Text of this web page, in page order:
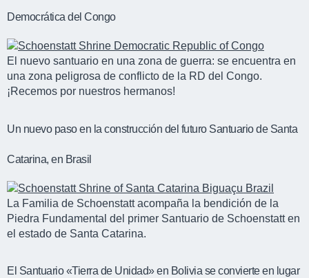
Democrática del Congo
El nuevo santuario en una zona de guerra: se encuentra en
una zona peligrosa de conflicto de la RD del Congo.
¡Recemos por nuestros hermanos!
Un nuevo paso en la construcción del futuro Santuario de Santa
Catarina, en Brasil
La Familia de Schoenstatt acompaña la bendición de la
Piedra Fundamental del primer Santuario de Schoenstatt en
el estado de Santa Catarina.
El Santuario «Tierra de Unidad» en Bolivia se convierte en lugar